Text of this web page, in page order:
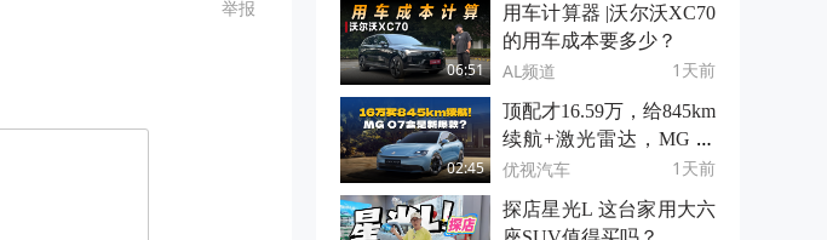
举报
06:51
用车计算器 |沃尔沃XC70
的用车成本要多少？
AL频道 1天前
02:45
顶配才16.59万，给845km
续航+激光雷达，MG 07
这是掀桌子了？
优视汽车 1天前
探店星光L 这台家用大六